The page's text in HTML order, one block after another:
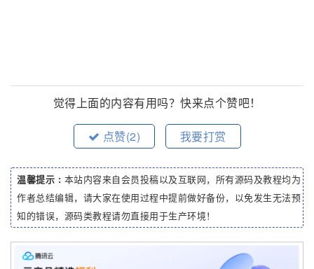
觉得上面的内容有用吗？快来点个赞吧！
点赞(2) 我要打赏
温馨提示 : 本站内容来自会员投稿以及互联网，所有源码及教程均为
作者总结编辑，请大家在使用过程中提前做好备份，以免发生无法预
知的错误，源码类教程请勿直接用于生产环境！